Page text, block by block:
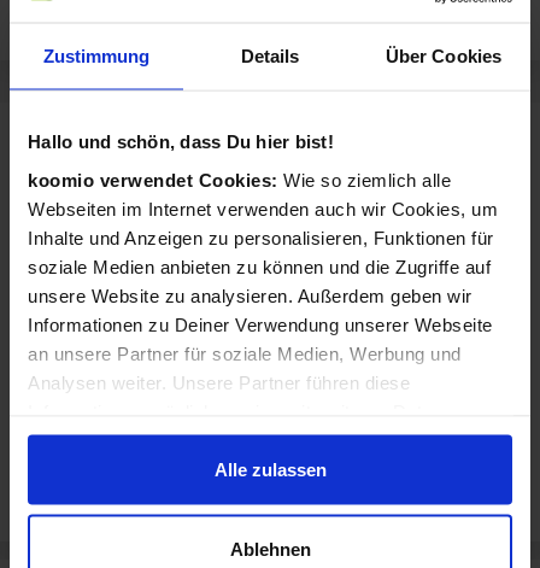
Zustimmung Details Über Cookies
Hallo und schön, dass Du hier bist!
koomio verwendet Cookies: Wie so ziemlich alle
Webseiten im Internet verwenden auch wir Cookies, um
Inhalte und Anzeigen zu personalisieren, Funktionen für
soziale Medien anbieten zu können und die Zugriffe auf
unsere Website zu analysieren. Außerdem geben wir
Informationen zu Deiner Verwendung unserer Webseite
an unsere Partner für soziale Medien, Werbung und
Analysen weiter. Unsere Partner führen diese
zusammen, die Du ihnen bereitgestellt hast oder die sie
im Rahmen Deiner Nutzung der Dienste gesammelt
haben.
Alle zulassen
Ablehnen
Sortiment von B&C Sicherheitstechnik
GmbH
B&C Sicherheitstechnik GmbH verkauft Produkte aus diesen
Elektronik Elektroinstallationen
Planung & Beratung
Sicherheit &
Überwachung
Alarmanlagen
Einrichtung von
Alarmanlagen (Einbau &
Technische Planung